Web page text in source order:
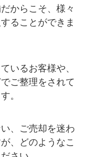
からこそ、様々
ることができま
いるお客様や、
ご整理をされて
。
、ご売却を迷わ
、どのようなこ